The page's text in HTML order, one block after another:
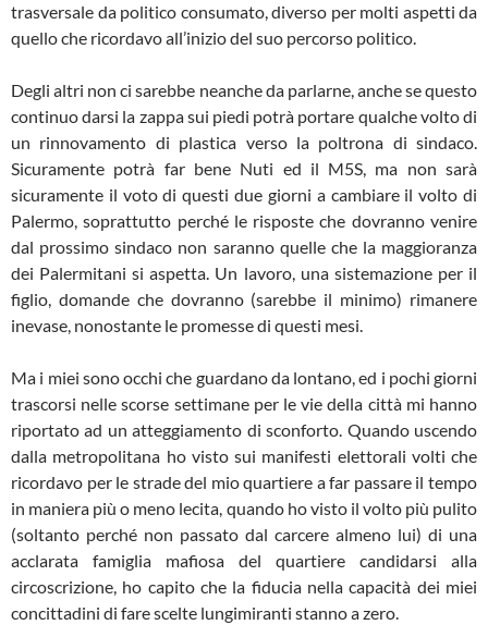
trasversale da politico consumato, diverso per molti aspetti da
quello che ricordavo all’inizio del suo percorso politico.
Degli altri non ci sarebbe neanche da parlarne, anche se questo
continuo darsi la zappa sui piedi potrà portare qualche volto di
un rinnovamento di plastica verso la poltrona di sindaco.
Sicuramente potrà far bene Nuti ed il M5S, ma non sarà
sicuramente il voto di questi due giorni a cambiare il volto di
Palermo, soprattutto perché le risposte che dovranno venire
dal prossimo sindaco non saranno quelle che la maggioranza
dei Palermitani si aspetta. Un lavoro, una sistemazione per il
figlio, domande che dovranno (sarebbe il minimo) rimanere
inevase, nonostante le promesse di questi mesi.
Ma i miei sono occhi che guardano da lontano, ed i pochi giorni
trascorsi nelle scorse settimane per le vie della città mi hanno
riportato ad un atteggiamento di sconforto. Quando uscendo
dalla metropolitana ho visto sui manifesti elettorali volti che
ricordavo per le strade del mio quartiere a far passare il tempo
in maniera più o meno lecita, quando ho visto il volto più pulito
(soltanto perché non passato dal carcere almeno lui) di una
acclarata famiglia mafiosa del quartiere candidarsi alla
circoscrizione, ho capito che la fiducia nella capacità dei miei
concittadini di fare scelte lungimiranti stanno a zero.